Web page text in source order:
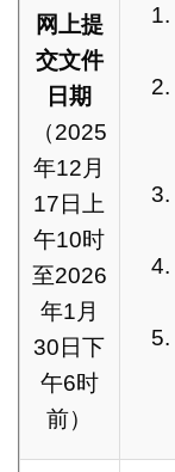
网上提
交文件
日期
（2025
年12月
17日上
午10时
至2026
年1月
30日下
午6时
前）